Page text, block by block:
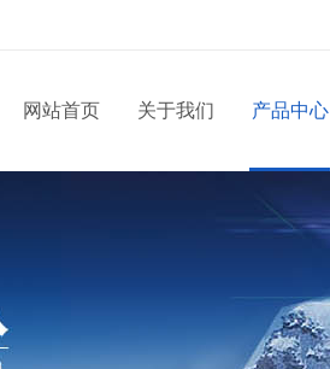
网站首页 关于我们 产品中心